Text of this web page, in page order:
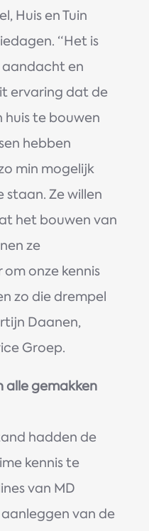
Huis en Tuin
“Het is
aandacht en
ervaring dat de
huis te bouwen
hebben
min mogelijk
staan. Ze willen
het bouwen van
ze
onze kennis
zo die drempel
Daanen,
Groep.
alle gemakken
hadden de
kennis te
van MD
van de